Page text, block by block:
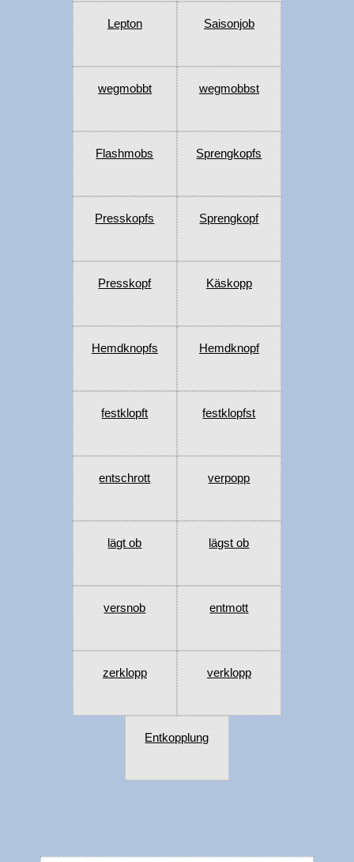
Lepton Saisonjob
wegmobbt wegmobbst
Flashmobs Sprengkopfs
Presskopfs Sprengkopf
Presskopf Käskopp
Hemdknopfs Hemdknopf
festklopft festklopfst
entschrott verpopp
lägt ob lägst ob
versnob entmott
zerklopp verklopp
Entkopplung